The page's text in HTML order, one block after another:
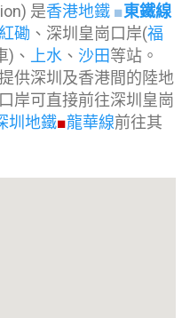
是香港地鐵 ■東鐵線
紅磡 、深圳皇崗口岸(福
)、 上水 、 沙田等站。
供深圳及香港間的陸地
岸可直接前往深圳皇崗
圳地鐵■龍華線前往其